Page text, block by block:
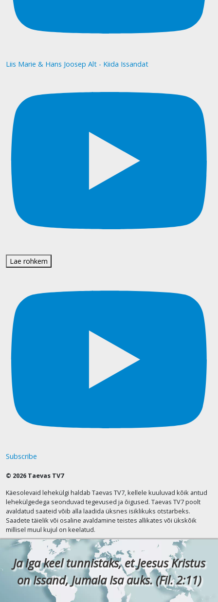
Liis Marie & Hans Joosep Alt - Kiida Issandat
Lae rohkem
Subscribe
© 2026 Taevas TV7
Käesolevaid lehekülgi haldab Taevas TV7, kellele kuuluvad kõik antud
lehekülgedega seonduvad tegevused ja õigused. Taevas TV7 poolt
avaldatud saateid võib alla laadida üksnes isiklikuks otstarbeks.
Saadete täielik või osaline avaldamine teistes allikates või ükskõik
millisel muul kujul on keelatud.
Ja iga keel tunnistaks, et Jeesus Kristus
on Issand, Jumala Isa auks. (Fil. 2:11)